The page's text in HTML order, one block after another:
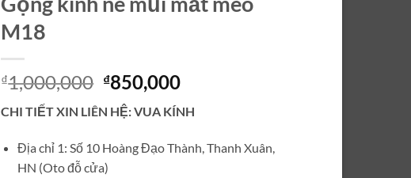
M18
₫1,000,000 Giá
gốc
là:
₫1,000,000.
₫850,000Giá
tại
₫850,000.
CHI TIẾT XIN LIÊN HỆ: VUA KÍNH
Địa chỉ 1: Số 10 Hoàng Đạo Thành, Thanh Xuân,
HN (Oto đỗ cửa)